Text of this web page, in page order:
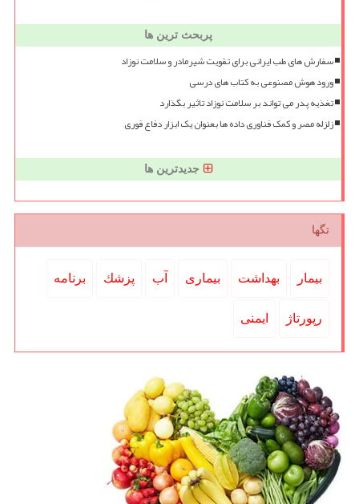
پربحث ترین ها
سفارش های طب ایرانی برای تقویت شیرمادر و سلامت نوزاد
ورود هوش مصنوعی به کتاب های درسی
تغذیه پدر می تواند بر سلامت نوزاد تاثیر بگذارد
زلزله مصر و کمک فناوری داده ها بعنوان یک ابزار دفاع فوری
جدیدترین ها
تگها
بیمار بهداشت بیماری آب پزشك برنامه
رپورتاژ ایمنی